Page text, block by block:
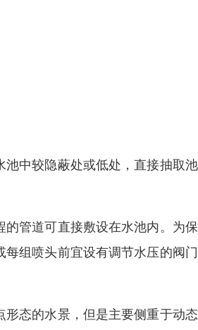
中较隐蔽处或低处，直接抽取
管道可直接敷设在水池内。为
组喷头前宜设有调节水压的阀
态的水景，但是主要侧重于动